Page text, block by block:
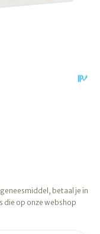
betaal je in
die op onze webshop